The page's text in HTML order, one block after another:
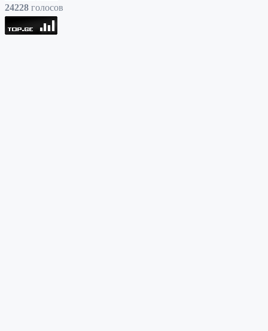
24228 голоcов